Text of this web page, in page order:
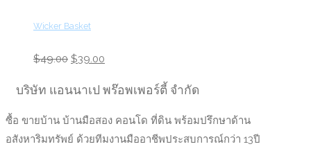
Wicker Basket
$49.00 Original
was:
$49.00.
$39.00
is:
$39.00.
บริษัท แอนนาเป พร๊อพเพอร์ตี้ จำกัด
ซื้อ ขายบ้าน บ้านมือสอง คอนโด ที่ดิน พร้อมปรึกษาด้าน
อสังหาริมทรัพย์ ด้วยทีมงานมืออาชีพประสบการณ์กว่า 13ปี